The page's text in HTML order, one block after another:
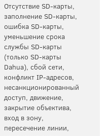
Отсутствие SD-карты,
заполнение SD-карты,
ошибка SD-карты,
уменьшение срока
службы SD-карты
(только SD-карты
Dahua), сбой сети,
конфликт IP-адресов,
несанкционированный
доступ, движение,
закрытие объектива,
вход в зону,
пересечение линии,